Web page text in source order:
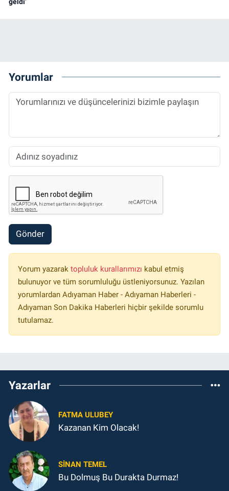
Yorumlar
Gönder
Yorum yazarak topluluk kurallarımızı kabul etmiş
bulunuyor ve tüm sorumluluğu üstleniyorsunuz. Yazılan
yorumlardan Adıyaman Haber - Adıyaman Haberleri -
Adıyaman Son Dakika Haberleri hiçbir şekilde sorumlu
tutulamaz.
Yazarlar
FATMA ULUBEY
Kazanan Kim Olacak!
SINAN TEMEL
Bu Dolmuş Bu Durakta Durmaz!